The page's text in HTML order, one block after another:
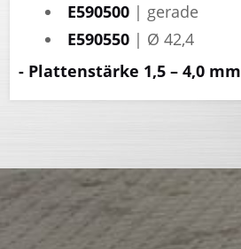
E590500| gerade
E590550 | Ø 42,4
- Plattenstärke 1,5 – 4,0 mm